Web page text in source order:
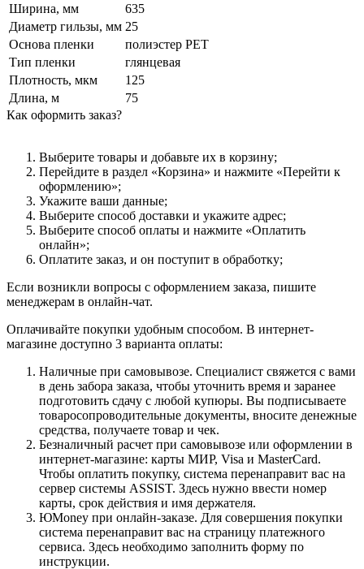
Ширина, мм
635
Диаметр гильзы, мм 25
Основа пленки
полиэстер PET
Тип пленки
глянцевая
Плотность, мкм
125
Длина, м
75
Как оформить заказ?
Выберите товары и добавьте их в корзину;
Перейдите в раздел «Корзина» и нажмите «Перейти к
оформлению»;
Укажите ваши данные;
Выберите способ доставки и укажите адрес;
Выберите способ оплаты и нажмите «Оплатить
онлайн»;
Оплатите заказ, и он поступит в обработку;
Если возникли вопросы с оформлением заказа, пишите
менеджерам в онлайн-чат.
Оплачивайте покупки удобным способом. В интернет-
магазине доступно 3 варианта оплаты:
Наличные при самовывозе. Специалист свяжется с вами
в день забора заказа, чтобы уточнить время и заранее
подготовить сдачу с любой купюры. Вы подписываете
товаросопроводительные документы, вносите денежные
средства, получаете товар и чек.
Безналичный расчет при самовывозе или оформлении в
интернет-магазине: карты МИР, Visa и MasterCard.
Чтобы оплатить покупку, система перенаправит вас на
сервер системы ASSIST. Здесь нужно ввести номер
карты, срок действия и имя держателя.
ЮMoney при онлайн-заказе. Для совершения покупки
система перенаправит вас на страницу платежного
сервиса. Здесь необходимо заполнить форму по
инструкции.